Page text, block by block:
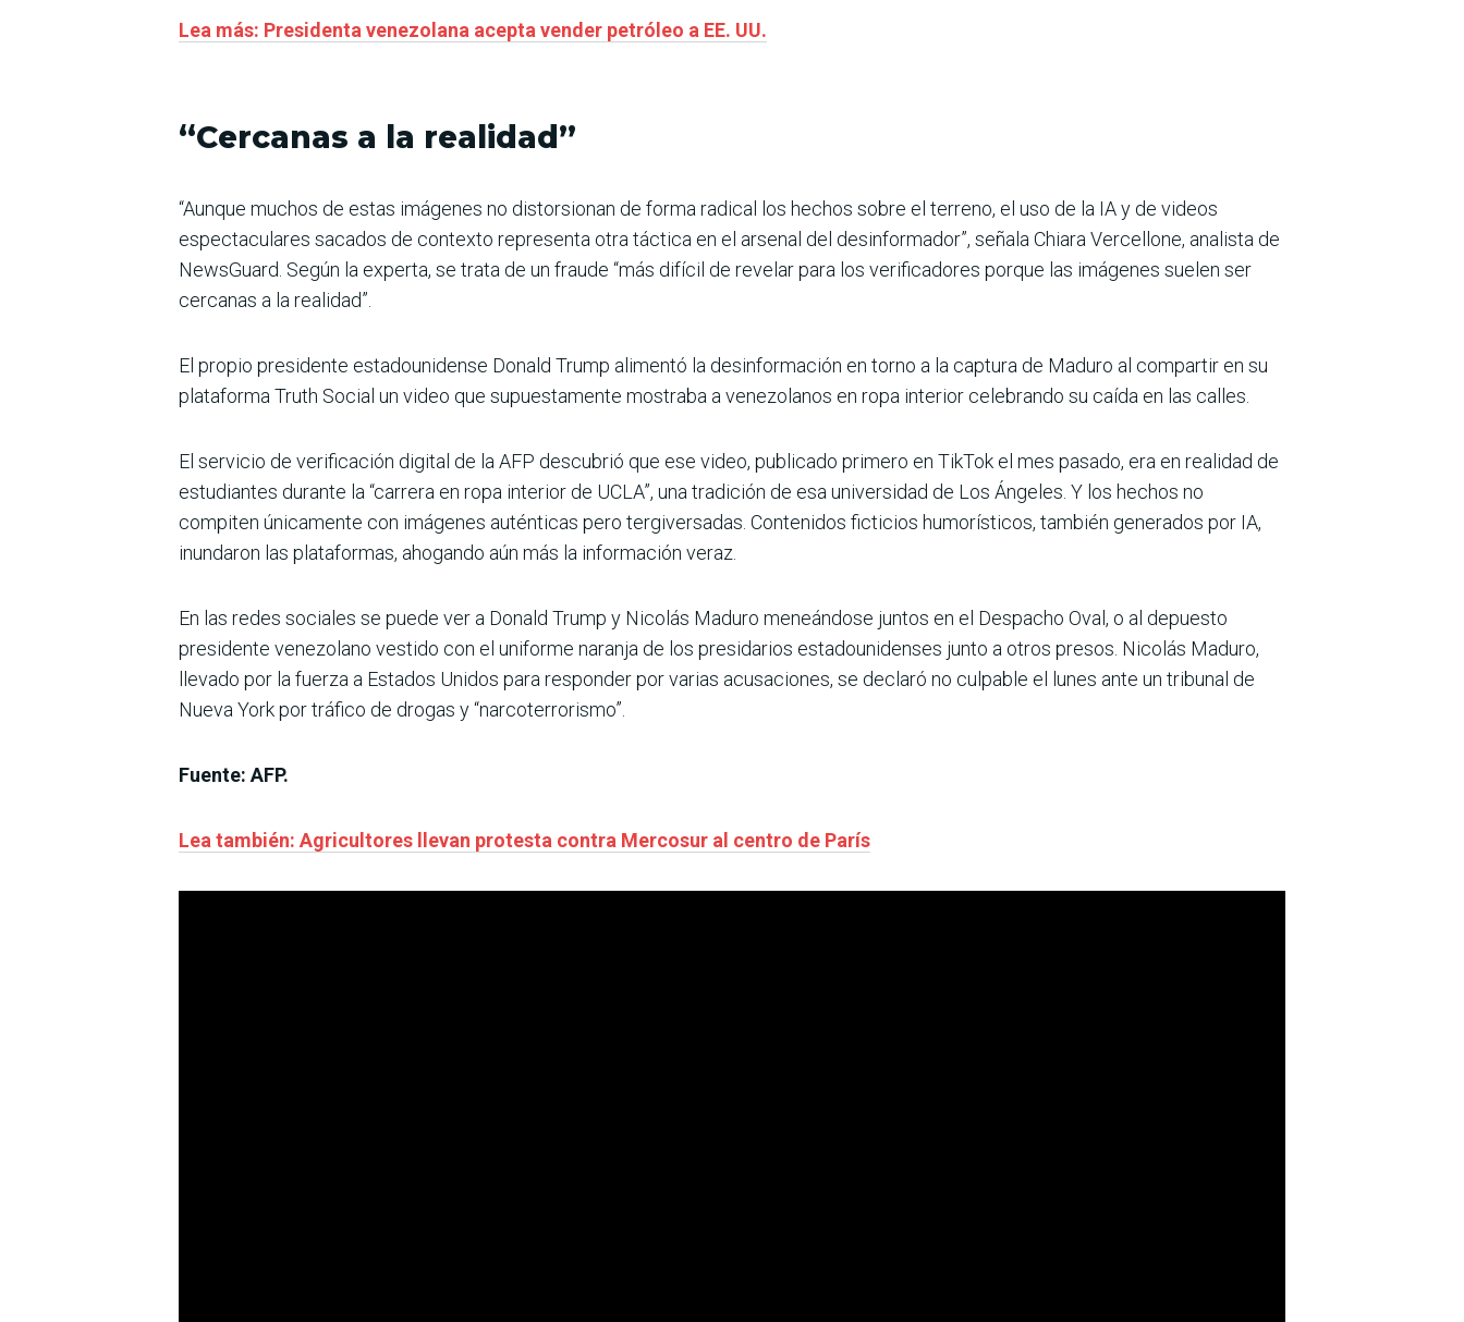
Lea más: Presidenta venezolana acepta vender petróleo a EE. UU.
“Cercanas a la realidad”
“Aunque muchos de estas imágenes no distorsionan de forma radical los hechos sobre el terreno, el uso de la IA y de videos
espectaculares sacados de contexto representa otra táctica en el arsenal del desinformador”, señala Chiara Vercellone, analista de
NewsGuard. Según la experta, se trata de un fraude “más difícil de revelar para los verificadores porque las imágenes suelen ser
cercanas a la realidad”.
El propio presidente estadounidense Donald Trump alimentó la desinformación en torno a la captura de Maduro al compartir en su
plataforma Truth Social un video que supuestamente mostraba a venezolanos en ropa interior celebrando su caída en las calles.
El servicio de verificación digital de la AFP descubrió que ese video, publicado primero en TikTok el mes pasado, era en realidad de
estudiantes durante la “carrera en ropa interior de UCLA”, una tradición de esa universidad de Los Ángeles. Y los hechos no
compiten únicamente con imágenes auténticas pero tergiversadas. Contenidos ficticios humorísticos, también generados por IA,
inundaron las plataformas, ahogando aún más la información veraz.
En las redes sociales se puede ver a Donald Trump y Nicolás Maduro meneándose juntos en el Despacho Oval, o al depuesto
presidente venezolano vestido con el uniforme naranja de los presidarios estadounidenses junto a otros presos. Nicolás Maduro,
llevado por la fuerza a Estados Unidos para responder por varias acusaciones, se declaró no culpable el lunes ante un tribunal de
Nueva York por tráfico de drogas y “narcoterrorismo”.
Fuente: AFP.
Lea también: Agricultores llevan protesta contra Mercosur al centro de París